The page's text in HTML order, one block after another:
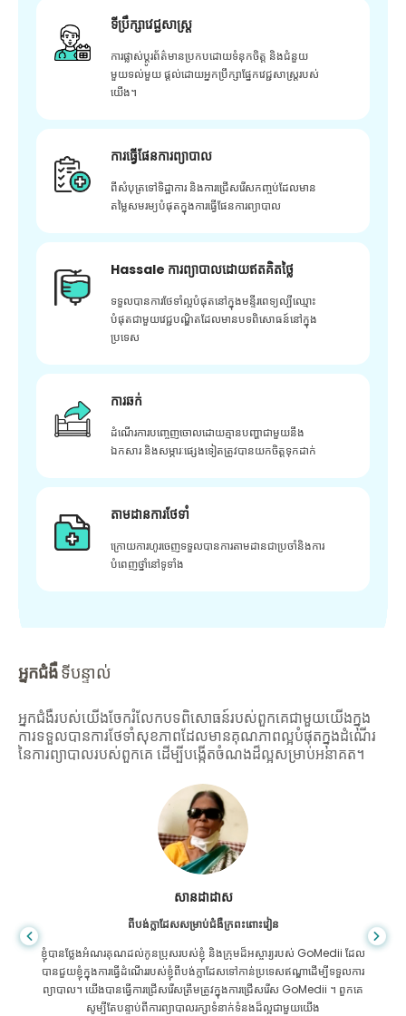
ទីប្រឹក្សាវេជ្ជសាស្ត្រ
ការផ្លាស់ប្តូរព័ត៌មានប្រកបដោយទំនុកចិត្ត និងជំនួយ
មួយទល់មួយ ផ្តល់ដោយអ្នកប្រឹក្សាផ្នែកវេជ្ជសាស្រ្តរបស់
យើង។
ការធ្វើផែនការព្យាបាល
ពីសំបុត្រទៅទិដ្ឋាការ និងការជ្រើសរើសកញ្ចប់ដែលមាន
តម្លៃសមរម្យបំផុតក្នុងការធ្វើផែនការព្យាបាល
Hassale ការព្យាបាលដោយឥតគិតថ្លៃ
ទទួលបានការថែទាំល្អបំផុតនៅក្នុងមន្ទីរពេទ្យល្បីឈ្មោះ
បំផុតជាមួយវេជ្ជបណ្ឌិតដែលមានបទពិសោធន៍នៅក្នុង
ប្រទេស
ការឆក់
ដំណើរការបញ្ចេញចោលដោយគ្មានបញ្ហាជាមួយនឹង
ឯកសារ និងសម្ភារៈផ្សេងទៀតត្រូវបានយកចិត្តទុកដាក់
តាមដានការថែទាំ
ក្រោយ​ការ​ហូរ​ចេញ​ទទួល​បាន​ការ​តាមដាន​ជា​ប្រចាំ​និង​ការ​
បំពេញ​ថ្នាំ​នៅ​ទូទាំង​
អ្នកជំងឺទីបន្ទាល់
អ្នកជំងឺរបស់យើងចែករំលែកបទពិសោធន៍របស់ពួកគេជាមួយយើងក្នុង
ការទទួលបានការថែទាំសុខភាពដែលមានគុណភាពល្អបំផុតក្នុងដំណើរ
នៃការព្យាបាលរបស់ពួកគេ ដើម្បីបង្កើតចំណងដ៏ល្អសម្រាប់អនាគត។
សានដាដាស
ពីបង់ក្លាដែសសម្រាប់ជំងឺក្រពះពោះវៀន
ខ្ញុំបានថ្លែងអំណរគុណដល់កូនប្រុសរបស់ខ្ញុំ និងក្រុមដ៏អស្ចារ្យរបស់ GoMedii ដែល
បានជួយខ្ញុំក្នុងការធ្វើដំណើររបស់ខ្ញុំពីបង់ក្លាដែសទៅកាន់ប្រទេសឥណ្ឌាដើម្បីទទួលការ
ព្យាបាល។ យើងបានធ្វើការជ្រើសរើសត្រឹមត្រូវក្នុងការជ្រើសរើស GoMedii ។ ពួកគេ
សូម្បីតែបន្ទាប់ពីការព្យាបាលរក្សាទំនាក់ទំនងដ៏ល្អជាមួយយើង